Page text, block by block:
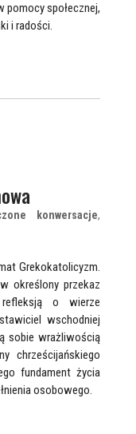
pomocy społecznej,
i radości.
konwersacje,
Grekokatolicyzm.
określony przekaz
refleksją o wierze
wschodniej
sobie wrażliwością
chrześcijańskiego
fundament życia
osobowego.